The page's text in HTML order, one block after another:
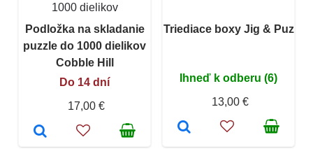
1000 dielikov
Podložka na skladanie
puzzle do 1000 dielikov
Cobble Hill
Do 14 dní
17,00 €
Triediace boxy Jig & Puz
Ihneď k odberu (6)
13,00 €